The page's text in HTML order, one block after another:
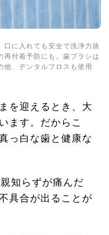
口に入れても安全で洗浄力抜
再付着予防にも。歯ブラシは
他、デンタルフロスも使用
を迎えるとき、大
ます。だからこ
っ白な歯と健康な
知らずが痛んだ
具合が出ることが